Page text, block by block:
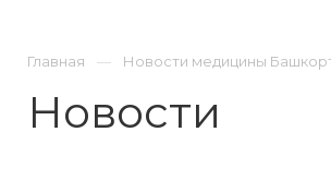
Главная Новости медицины
Новости